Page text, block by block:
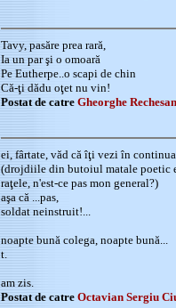
Tavy, pasăre prea rară,
Ia un par şi o omoară
Pe Eutherpe..o scapi de chin
Că-ţi dădu oţet nu vin!
Postat de catre Gheorghe Rechesan
ei, fârtate, văd că îţi vezi în
(drojdiile din butoiul matale poetic
raţele, n'est-ce pas mon general?)
aşa că ...pas,
soldat neinstruit!...
noapte bună colega, noapte bună...
t.
am zis.
Postat de catre Octavian Sergiu